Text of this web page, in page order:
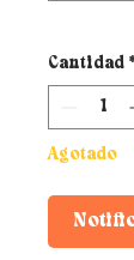
Cantidad
Agotado